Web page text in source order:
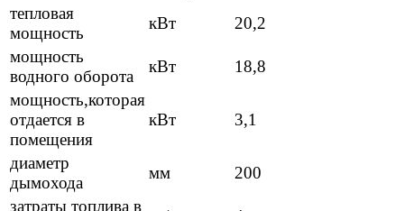
тепловая
мощность
кВт
20,2
мощность
водного оборота
кВт
18,8
мощность,которая
отдается в
помещения
кВт 3,1
диаметр
дымохода
мм
200
затраты топлива в